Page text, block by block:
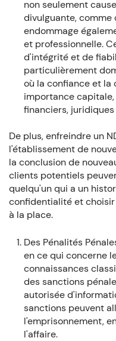
non seulement
divulguante,
endommage
et professionnelle.
d'intégrité et de
particulièrement
où la confiance et
importance
financiers,
De plus, enfreindre un
l'établissement de
la conclusion de
clients potentiels
quelqu'un qui a un
confidentialité et
à la place.
Des Pénalités
en ce qui concerne
connaissances
des sanctions
autorisée
sanctions peuvent
l'emprisonnement,
l'affaire.